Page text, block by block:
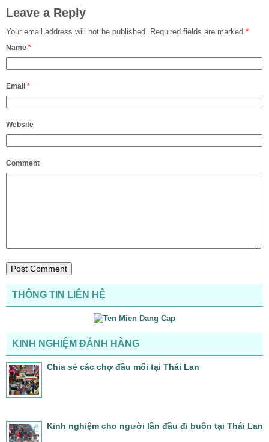
Leave a Reply
Your email address will not be published. Required fields are marked *
Name *
Email *
Website
Comment
THÔNG TIN LIÊN HỆ
KINH NGHIỆM ĐÁNH HÀNG
Chia sẻ các chợ đầu mối tại Thái Lan
Kinh nghiệm cho người lần đầu đi buôn tại Thái Lan